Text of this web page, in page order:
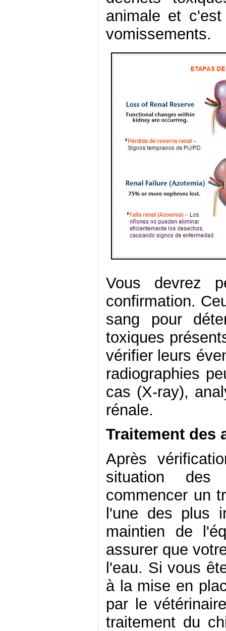
animale et
vomissements.
Vous devrez
confirmation.
sang pour
toxiques
vérifier leurs
radiographies
cas (X-ray),
rénale.
Traitement des
Après
situation des
commencer un
l'une des plus
maintien de
assurer que
l'eau. Si vous
à la mise en
par le
traitement du